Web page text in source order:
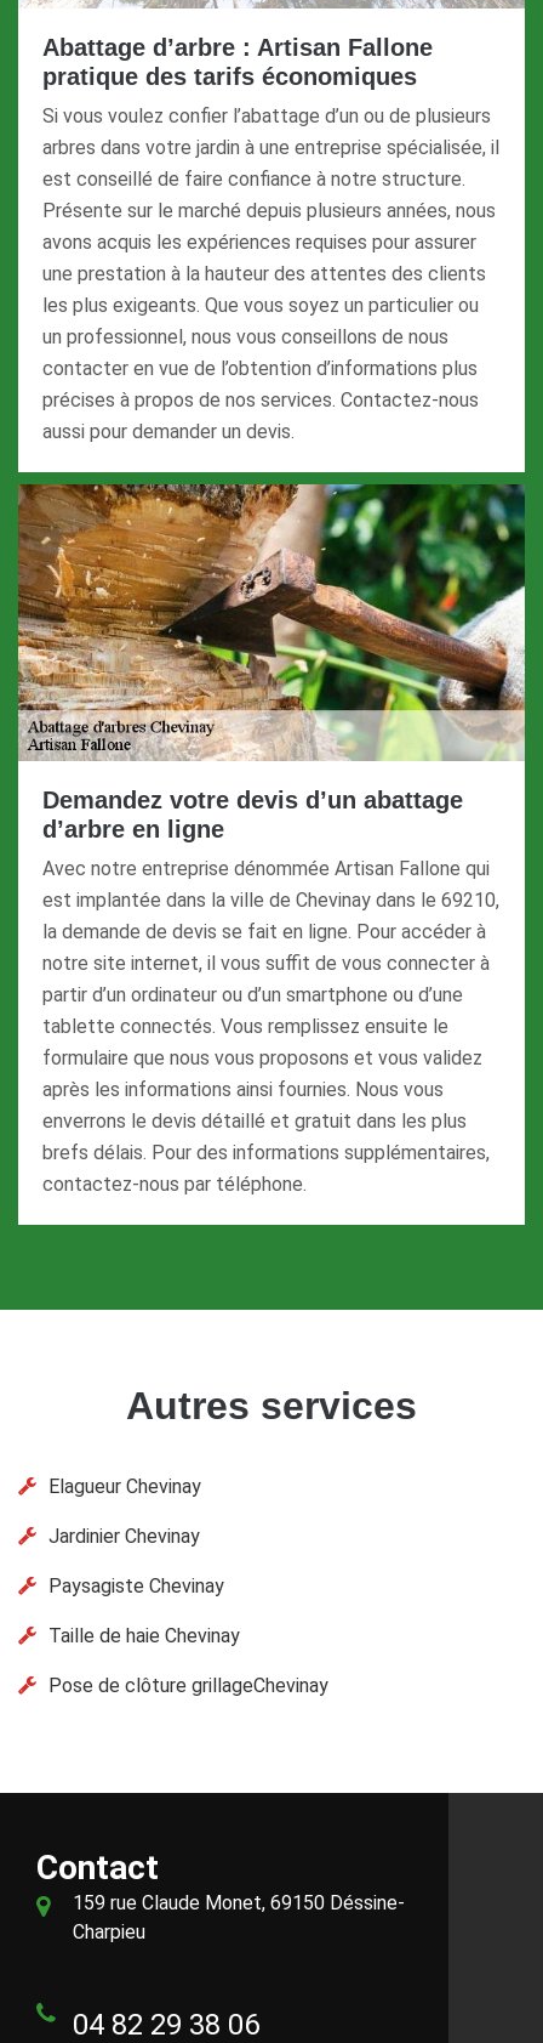
Abattage d’arbre : Artisan Fallone
pratique des tarifs économiques
Si vous voulez confier l’abattage d’un ou de plusieurs
arbres dans votre jardin à une entreprise spécialisée, il
est conseillé de faire confiance à notre structure.
Présente sur le marché depuis plusieurs années, nous
avons acquis les expériences requises pour assurer
une prestation à la hauteur des attentes des clients
les plus exigeants. Que vous soyez un particulier ou
un professionnel, nous vous conseillons de nous
contacter en vue de l’obtention d’informations plus
précises à propos de nos services. Contactez-nous
aussi pour demander un devis.
Demandez votre devis d’un abattage
d’arbre en ligne
Avec notre entreprise dénommée Artisan Fallone qui
est implantée dans la ville de Chevinay dans le 69210,
la demande de devis se fait en ligne. Pour accéder à
notre site internet, il vous suffit de vous connecter à
partir d’un ordinateur ou d’un smartphone ou d’une
tablette connectés. Vous remplissez ensuite le
formulaire que nous vous proposons et vous validez
après les informations ainsi fournies. Nous vous
enverrons le devis détaillé et gratuit dans les plus
brefs délais. Pour des informations supplémentaires,
contactez-nous par téléphone.
Autres services
Elagueur Chevinay
Jardinier Chevinay
Paysagiste Chevinay
Taille de haie Chevinay
Pose de clôture grillageChevinay
Contact
159 rue Claude Monet, 69150 Déssine-
Charpieu
04 82 29 38 06